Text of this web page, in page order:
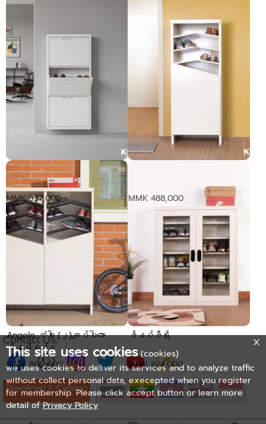
လွှဲတံခါး ၃ခုပါသောဖိနပ်စင်။
MMK 557,000
MMK 488,000
Angolo တံခါး (၂)ချပ်ပါသော
ဖိနပ်စင်။
MMK 866,000
ဖိနပ်ဗီရို
MMK 824,000
Contact Us:
Download E-Catalog
This site uses cookies (cookies)
we uses cookies to deliver its services and to analyze traffic
without collect personal data, execepted when you register
for membership. Please click accept button or learn more
detail of Privacy Policy